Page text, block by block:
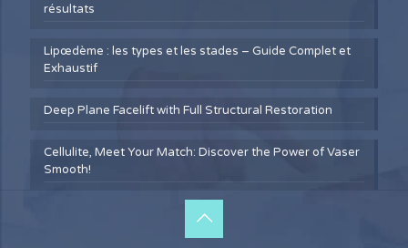
résultats
Lipœdème : les types et les stades – Guide Complet et
Exhaustif
Deep Plane Facelift with Full Structural Restoration
Cellulite, Meet Your Match: Discover the Power of Vaser
Smooth!